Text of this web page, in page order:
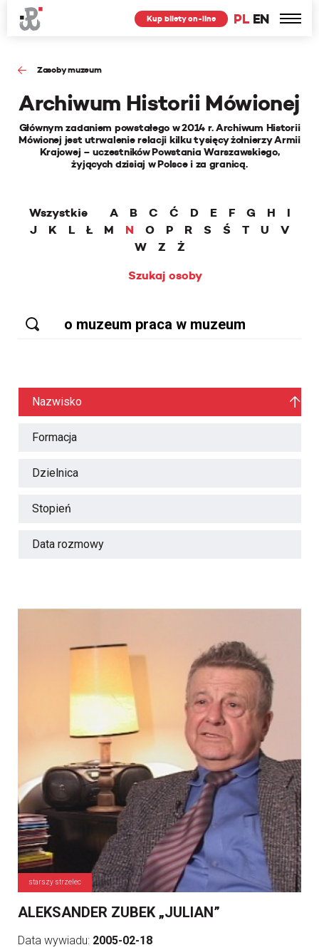
PL EN
Kup bilety on-line
Zasoby muzeum
Archiwum Historii Mówionej
Głównym zadaniem powstałego w 2014 r. Archiwum Historii
Mówionej jest utrwalenie relacji kilku tysięcy żołnierzy Armii
Krajowej – uczestników Powstania Warszawskiego,
żyjących dzisiaj w Polsce i za granicą.
Wszystkie A B C Ć D E F G H
I
J
K L Ł M N O P R S Ś T U
V
W
Z
Ż
Szukaj osoby
Nazwisko
Formacja
Dzielnica
Stopień
Data rozmowy
starszy strzelec
ALEKSANDER ZUBEK „JULIAN”
Data wywiadu: 2005-02-18